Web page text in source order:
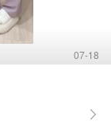
07-18